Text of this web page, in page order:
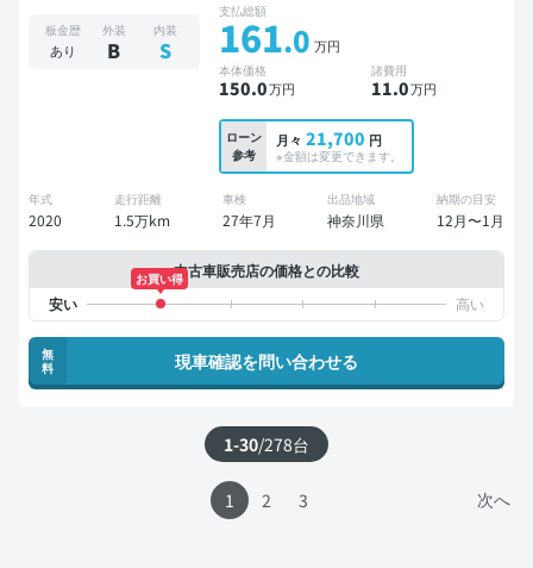
板金歴
あり
外装
B
内装
S
支払総額
161.0 万円
本体価格
150.0万円
諸費用
11.0万円
ローン
参考
月々 21,700 円
※金額は変更できます。
年式
2020
走行距離
1.5万km
車検
27年7月
出品地域
神奈川県
納期の目安
12月〜1月
中古車販売店の価格との比較
お買い得
無
料
現車確認を問い合わせる
1-30/278台
次へ
1 2 3